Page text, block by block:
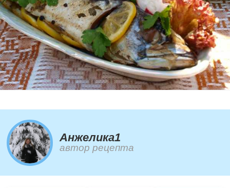
Анжелика1
автор рецепта